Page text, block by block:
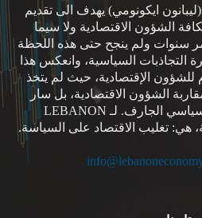
(ليبانون ايكونومي) يهدف الى تقديم
الشؤون الاقتصادية ولا سيما
مر سنوات ولم ينجح حتى هذه اللحظة
التجاذبات السياسية، وانعكس هذا
للشؤون الإقتصادية، حيث لم يتخذ
الشؤون الاقتصادية، بل سار
والاقتصاد في التيار السياسي الجارف. لـ LEBANON